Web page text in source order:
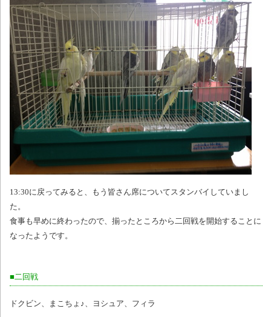
13:30に戻ってみると、もう皆さん席についてスタンバイしていまし
た。
食事も早めに終わったので、揃ったところから二回戦を開始することに
なったようです。
■二回戦
ドクビン、まこちょ♪、ヨシュア、フィラ